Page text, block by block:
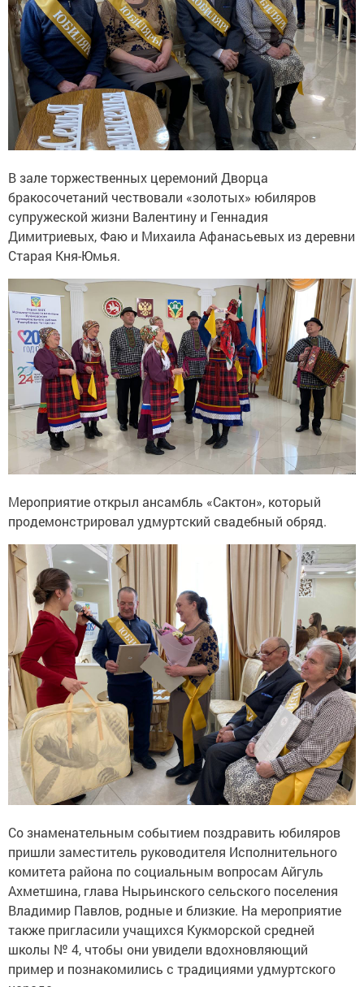
В зале торжественных церемоний Дворца
бракосочетаний чествовали «золотых» юбиляров
супружеской жизни Валентину и Геннадия
Димитриевых, Фаю и Михаила Афанасьевых из деревни
Старая Кня-Юмья.
Мероприятие открыл ансамбль «Сактон», который
продемонстрировал удмуртский свадебный обряд.
Со знаменательным событием поздравить юбиляров
пришли заместитель руководителя Исполнительного
комитета района по социальным вопросам Айгуль
Ахметшина, глава Нырьинского сельского поселения
Владимир Павлов, родные и близкие. На мероприятие
также пригласили учащихся Кукморской средней
школы № 4, чтобы они увидели вдохновляющий
пример и познакомились с традициями удмуртского